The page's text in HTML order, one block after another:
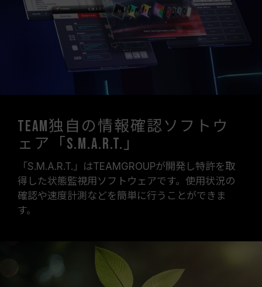
Team独自の情報確認ソフトウ
ェア「S.M.A.R.T.」
「S.M.A.R.T.」はTEAMGROUPが開発し特許を取
得した状態監視用ソフトウェアです。使用状況の
確認や速度計測などを簡単に行うことができま
す。